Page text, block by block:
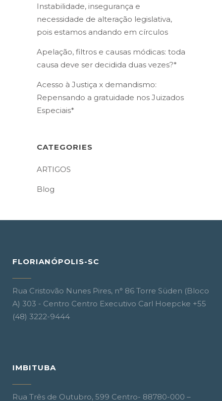
Instabilidade, insegurança e
necessidade de alteração legislativa,
pois estamos andando em círculos
Apelação, filtros e causas módicas: toda
causa deve ser decidida duas vezes?*
Acesso à Justiça x demandismo:
Repensando a gratuidade nos Juizados
Especiais*
CATEGORIES
ARTIGOS
Blog
FLORIANÓPOLIS-SC
Rua Cristovão Nunes Pires, n° 86 Torre Süden (Bloco
A) 303 - Centro Centro Executivo Carl Hoepcke +55
(48) 3222-9444
IMBITUBA
Rua Três de Outubro, 599 Centro- 88780-000 –